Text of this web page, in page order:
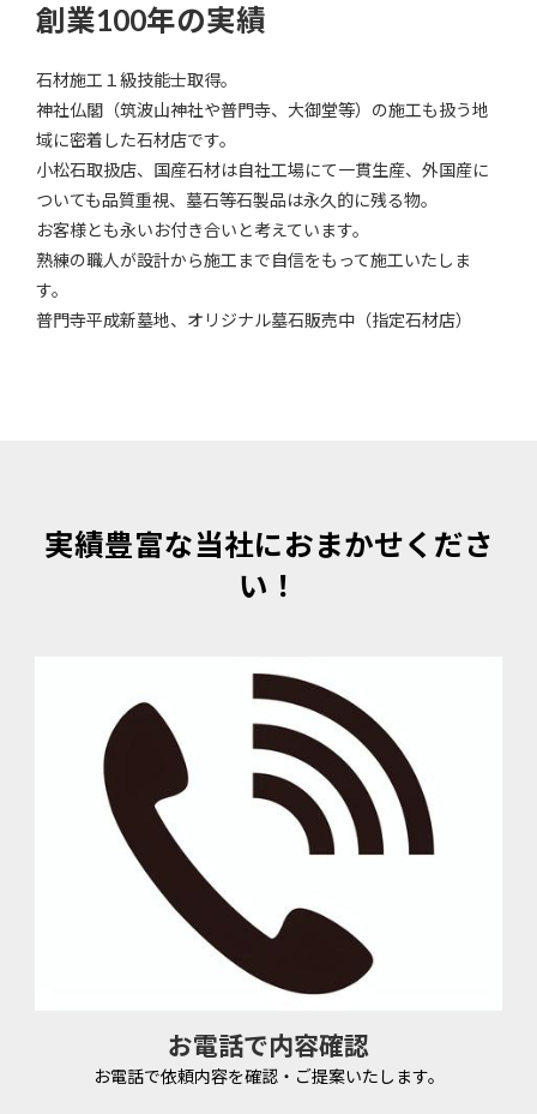
創業100年の実績
石材施工１級技能士取得。
神社仏閣（筑波山神社や普門寺、大御堂等）の施工も扱う地
域に密着した石材店です。
小松石取扱店、国産石材は自社工場にて一貫生産、外国産に
ついても品質重視、墓石等石製品は永久的に残る物。
お客様とも永いお付き合いと考えています。
熟練の職人が設計から施工まで自信をもって施工いたしま
す。
普門寺平成新墓地、オリジナル墓石販売中（指定石材店）
実績豊富な当社におまかせくださ
い！
お電話で内容確認
お電話で依頼内容を確認・ご提案いたします。